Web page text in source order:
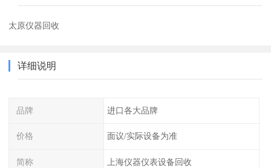
太原仪器回收
详细说明
品牌 进口各大品牌
价格 面议/实际设备为准
简称 上海仪器仪表设备回收